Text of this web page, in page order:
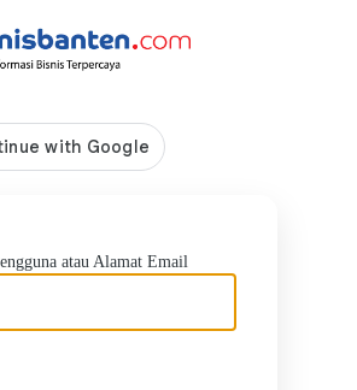
atau Alamat Email